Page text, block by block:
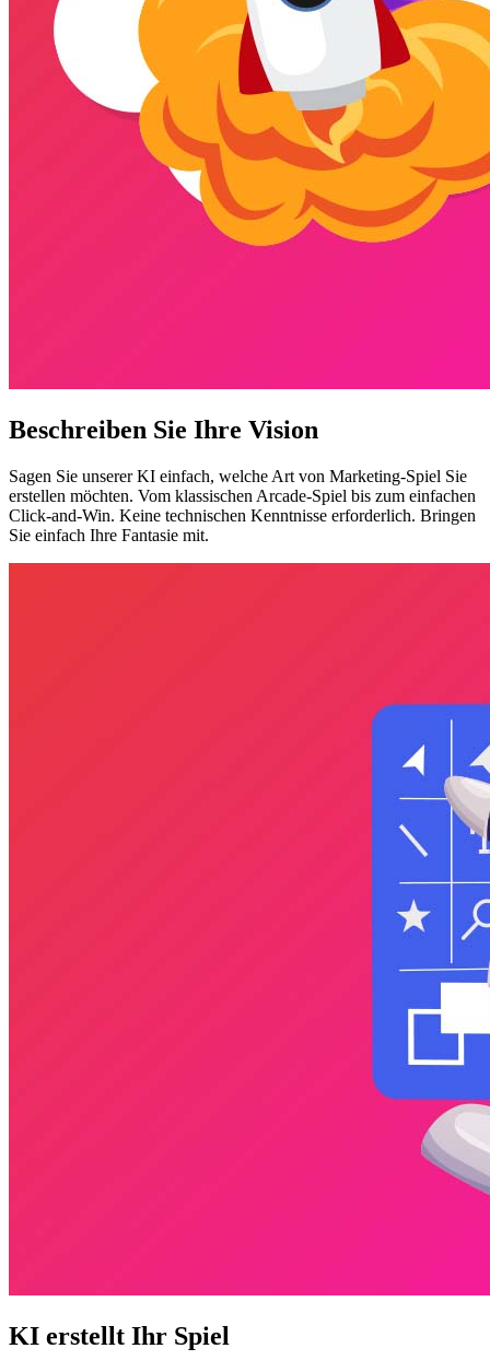
Beschreiben Sie Ihre Vision
Sagen Sie unserer KI einfach, welche Art von Marketing-Spiel Sie
erstellen möchten. Vom klassischen Arcade-Spiel bis zum einfachen
Click-and-Win. Keine technischen Kenntnisse erforderlich. Bringen
Sie einfach Ihre Fantasie mit.
KI erstellt Ihr Spiel